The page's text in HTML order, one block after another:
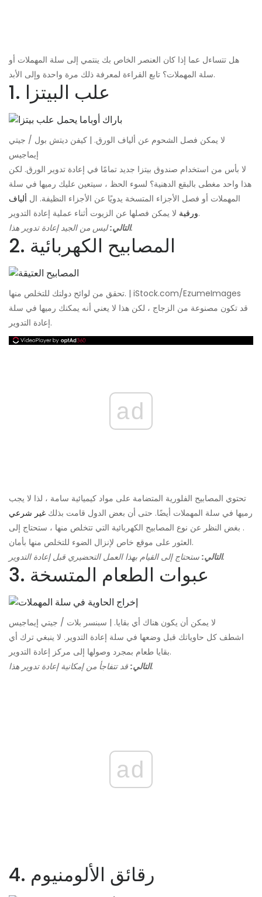
هل تتساءل عما إذا كان العنصر الخاص بك ينتمي إلى سلة المهملات أو
سلة المهملات؟ تابع القراءة لمعرفة ذلك مرة واحدة وإلى الأبد.
1. علب البيتزا
لا يمكن فصل الشحوم عن ألياف الورق. | كيفن ديتش بول / جيتي
إيماجيس
لا بأس من استخدام صندوق بيتزا جديد تمامًا في إعادة تدوير الورق. لكن
هذا واحد مغطى بالبقع الدهنية؟ لسوء الحظ ، سيتعين عليك رميها في سلة
المهملات أو فصل الأجزاء المتسخة يدويًا عن الأجزاء النظيفة. ال ألياف
ورقيةلا يمكن فصلها عن الزيوت أثناء عملية إعادة التدوير.
التالي:ليس من الجيد إعادة تدوير هذا.
2. المصابيح الكهربائية
تحقق من لوائح دولتك للتخلص منها. | iStock.com/EzumeImages
قد تكون مصنوعة من الزجاج ، لكن هذا لا يعني أنه يمكنك رميها في سلة
إعادة التدوير.
ad
تحتوي المصابيح الفلورية المتضامة على مواد كيميائية سامة ، لذا لا يجب
رميها في سلة المهملات أيضًا. حتى أن بعض الدول قامت بذلك غير شرعي
. بغض النظر عن نوع المصابيح الكهربائية التي تتخلص منها ، ستحتاج إلى
العثور على موقع خاص لإنزال الضوء للتخلص منها بأمان.
التالي:ستحتاج إلى القيام بهذا العمل التحضيري قبل إعادة التدوير.
3. عبوات الطعام المتسخة
لا يمكن أن يكون هناك أي بقايا. | سبنسر بلات / جيتي إيماجيس
اشطف كل حاوياتك قبل وضعها في سلة إعادة التدوير. لا ينبغي ترك أي
بقايا طعام بمجرد وصولها إلى مركز إعادة التدوير.
التالي:قد تتفاجأ من إمكانية إعادة تدوير هذا.
ad
4. رقائق الألومنيوم